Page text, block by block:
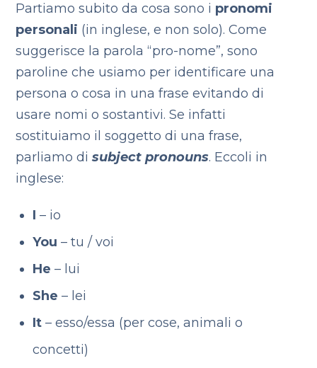
Partiamo subito da cosa sono i pronomi
personali (in inglese, e non solo). Come
suggerisce la parola “pro-nome”, sono
paroline che usiamo per identificare una
persona o cosa in una frase evitando di
usare nomi o sostantivi. Se infatti
sostituiamo il soggetto di una frase,
parliamo disubject pronouns. Eccoli in
inglese:
I – io
You – tu / voi
He – lui
She – lei
It– esso/essa (per cose, animali o
concetti)